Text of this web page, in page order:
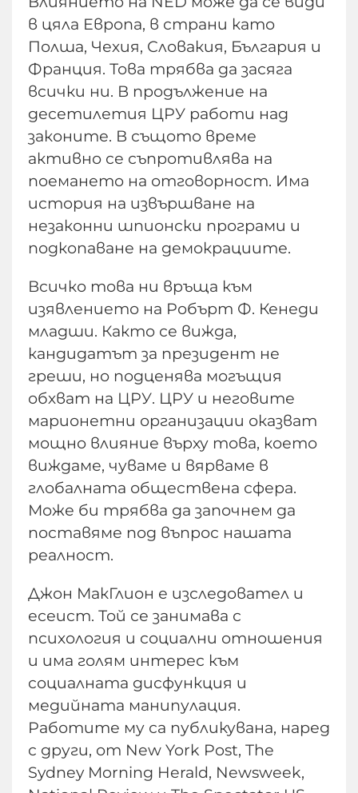
в цяла Европа, в страни като
Полша, Чехия, Словакия, България и
Франция. Това трябва да засяга
всички ни. В продължение на
десетилетия ЦРУ работи над
законите. В същото време
активно се съпротивлява на
поемането на отговорност. Има
история на извършване на
незаконни шпионски програми и
подкопаване на демокрациите.
Всичко това ни връща към
изявлението на Робърт Ф. Кенеди
младши. Както се вижда,
кандидатът за президент не
греши, но подценява могъщия
обхват на ЦРУ. ЦРУ и неговите
марионетни организации оказват
мощно влияние върху това, което
виждаме, чуваме и вярваме в
глобалната обществена сфера.
Може би трябва да започнем да
поставяме под въпрос нашата
реалност.
Джон МакГлион е изследовател и
есеист. Той се занимава с
психология и социални отношения
и има голям интерес към
социалната дисфункция и
медийната манипулация.
Работите му са публикувана, наред
с други, от New York Post, The
Sydney Morning Herald, Newsweek,